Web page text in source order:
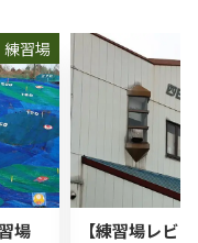
練習場
場
【練習場レビ